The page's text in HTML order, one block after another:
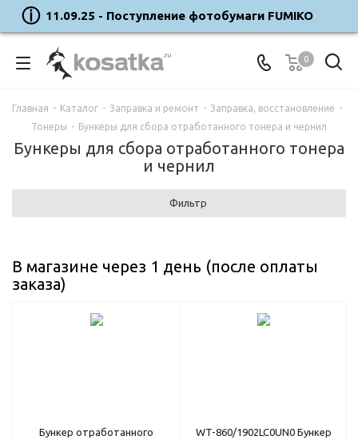
11.09.25 - Поступление фотобумаги FUMIKO
0
Главная - Каталог - Заправка и ремонт - Заправка, восстановление -
Тонеры - Бункеры для сбора отработанного тонера и чернил
Бункеры для сбора отработанного тонера
и чернил
Фильтр
В магазине через 1 день (после оплаты
заказа)
Бункер отработанного
WT-860/1902LC0UN0 Бункер